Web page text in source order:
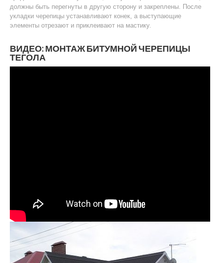
должны быть перегнуты в другую сторону и закреплены. После
укладки черепицы устанавливают конек, а выступающие
элементы отрезают и приклеивают на мастику.
ВИДЕО: МОНТАЖ БИТУМНОЙ ЧЕРЕПИЦЫ
ТЕГОЛА